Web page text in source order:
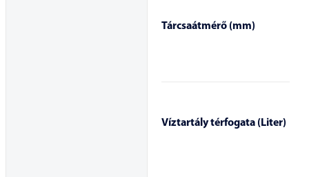
Tárcsaátmérő (mm)
Víztartály térfogata (Liter)